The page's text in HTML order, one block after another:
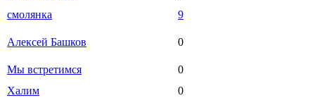
смолянка
9
Алексей Башков 0
Мы встретимся
0
Халим
0